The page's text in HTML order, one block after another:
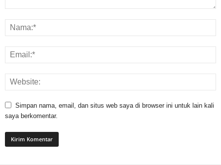
Simpan nama, email, dan situs web saya di browser ini untuk lain kali
saya berkomentar.